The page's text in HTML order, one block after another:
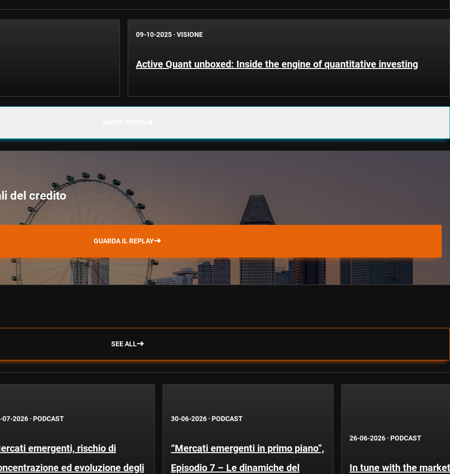
09-10-2025 · VISIONE
Active Quant unboxed: Inside the engine of quantitative investing
del credito
GUARDA IL REPLAY
SEE ALL
07-2026 · PODCAST
emergenti, rischio di
ed evoluzione degli
30-06-2026 · PODCAST
“Mercati emergenti in primo piano”,
Episodio 7 – Le dinamiche del
26-06-2026 · PODCAST
In tune with the